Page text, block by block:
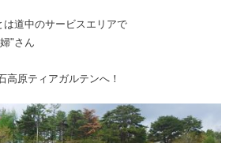
道中のサービスエリアで
"さん
高原ティアガルテンへ！